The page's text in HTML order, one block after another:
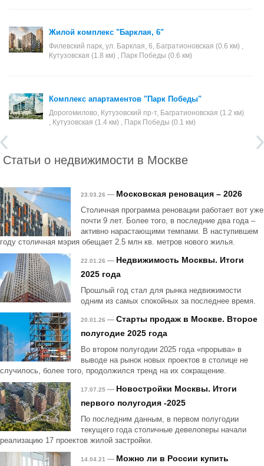
Жилой комплекс "Барклая, 6"
Филевский парк, ул. Барклая, 6, Багратионовская (0.6 км) ,
Кутузовская (1.8 км) , Парк Победы (0.6 км)
Комплекс апартаментов "Парк Победы"
Дорогомилово, Кутузовский пр-т, Багратионовская (1.2 км)
, Кутузовская (1.4 км) , Парк Победы (0.1 км)
Статьи о недвижимости в Москве
23.03.26 — Московская реновация – 2026
Столичная программа реновации работает вот уже
почти 9 лет. Более того, в последние два года –
активно нарастающими темпами. В наступившем
году столичная мэрия обещает 2.5 млн кв. метров нового жилья.
22.01.26 — Недвижимость Москвы. Итоги
2025 года
Прошлый год стал для рынка недвижимости
одним из самых спокойных за последнее время.
20.01.26 — Старты продаж в Москве. Второе
полугодие 2025 года
Во втором полугодии 2025 года «прорыва» в
выводе на рынок новых проектов в столице не
случилось, более того, продолжился тренд на их сокращение.
17.07.25 — Новостройки Москвы. Итоги
первого полугодия -2025
По последним данным, в первом полугодии
текущего года столичные девелоперы начали
реализацию 17 проектов жилой застройки.
14.04.21 — Можно ли в России купить